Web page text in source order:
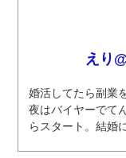
えり
婚活してたら副業
夜はバイヤーでて
らスタート。結婚